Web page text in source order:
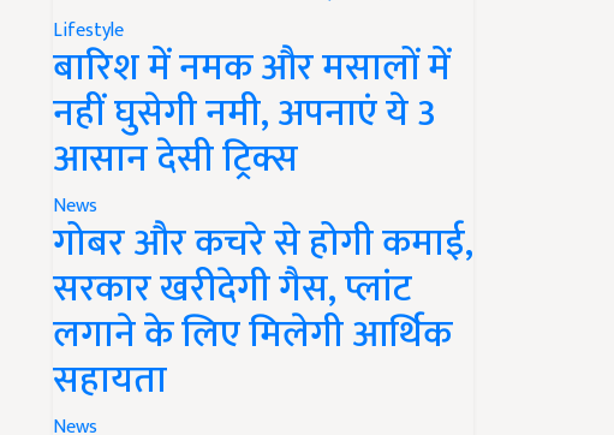
Lifestyle
बारिश में नमक और मसालों में
नहीं घुसेगी नमी, अपनाएं ये 3
आसान देसी ट्रिक्स
News
गोबर और कचरे से होगी कमाई,
सरकार खरीदेगी गैस, प्लांट
लगाने के लिए मिलेगी आर्थिक
सहायता
News